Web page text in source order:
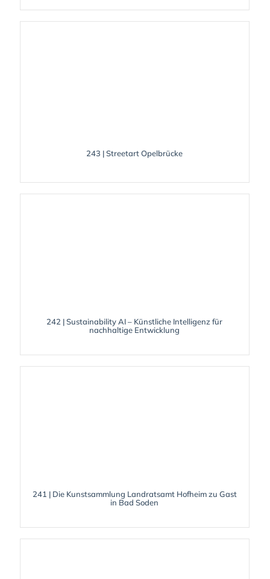
243 | Streetart Opelbrücke
242 | Sustainability AI – Künstliche Intelligenz für
nachhaltige Entwicklung
241 | Die Kunstsammlung Landratsamt Hofheim zu Gast
in Bad Soden